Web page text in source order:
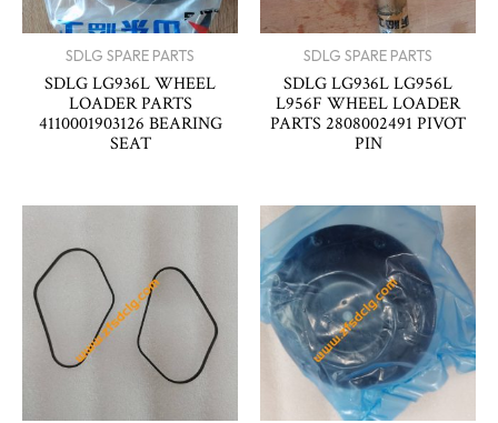
SDLG SPARE PARTS
SDLG LG936L WHEEL
LOADER PARTS
4110001903126 BEARING
SEAT
SDLG SPARE PARTS
SDLG LG936L LG956L
L956F WHEEL LOADER
PARTS 2808002491 PIVOT
PIN